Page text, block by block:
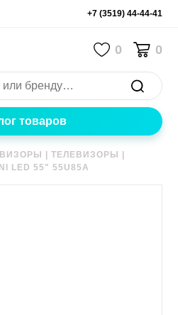
+7 (3519) 44-44-41
0 0
товаров
|ТЕЛЕВИЗОРЫ
LED 55" 55U85A